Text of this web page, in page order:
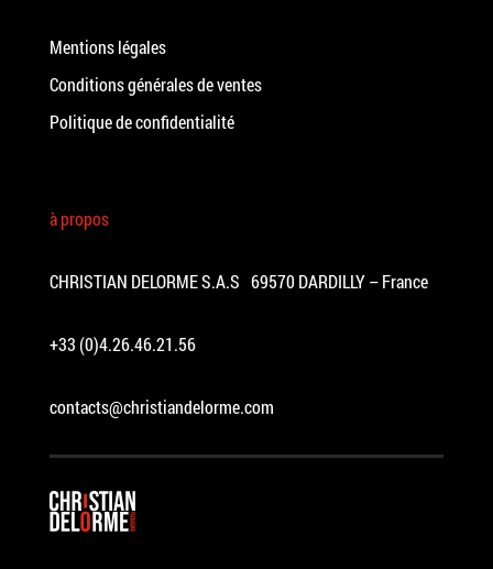
Mentions légales
Conditions générales de ventes
Politique de confidentialité
à propos
CHRISTIAN DELORME S.A.S 69570 DARDILLY – France
+33 (0)4.26.46.21.56
contacts@christiandelorme.com